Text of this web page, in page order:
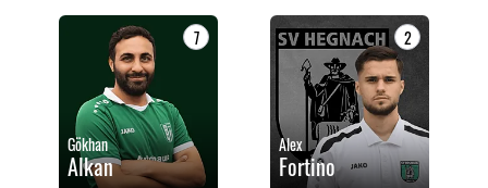
7
Gökhan
Alkan
2
Alex
Fortino